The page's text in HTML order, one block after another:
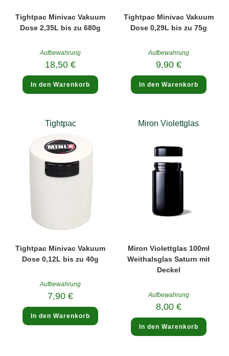
Tightpac Minivac Vakuum
Dose 2,35L bis zu 680g
Aufbewahrung
18,50€
In den Warenkorb
Tightpac Minivac Vakuum
Dose 0,29L bis zu 75g
Aufbewahrung
9,90 €
In den Warenkorb
Tightpac
Tightpac Minivac Vakuum
Dose 0,12L bis zu 40g
Aufbewahrung
7,90€
In den Warenkorb
Miron Violettglas
Miron Violettglas 100ml
Weithalsglas Saturn mit
Deckel
Aufbewahrung
8,00 €
In den Warenkorb